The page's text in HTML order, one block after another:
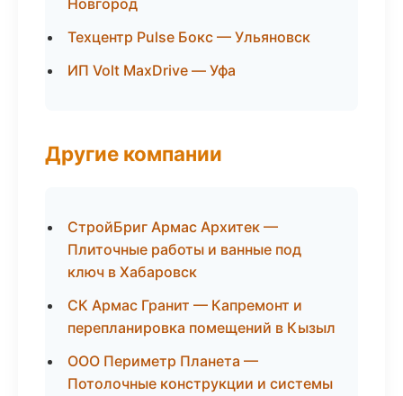
Новгород
Техцентр Pulse Бокс — Ульяновск
ИП Volt MaxDrive — Уфа
Другие компании
СтройБриг Армас Архитек —
Плиточные работы и ванные под
ключ в Хабаровск
СК Армас Гранит — Капремонт и
перепланировка помещений в Кызыл
ООО Периметр Планета —
Потолочные конструкции и системы